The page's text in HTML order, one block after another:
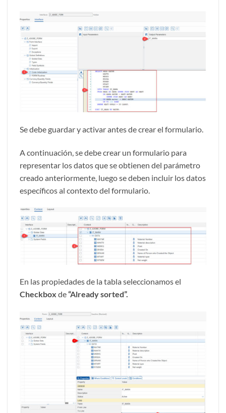
Se debe guardar y activar antes de crear el formulario.
A continuación, se debe crear un formulario para
representar los datos que se obtienen del parámetro
creado anteriormente, luego se deben incluir los datos
específicos al contexto del formulario.
En las propiedades de la tabla seleccionamos el
Checkbox de“Already sorted”.